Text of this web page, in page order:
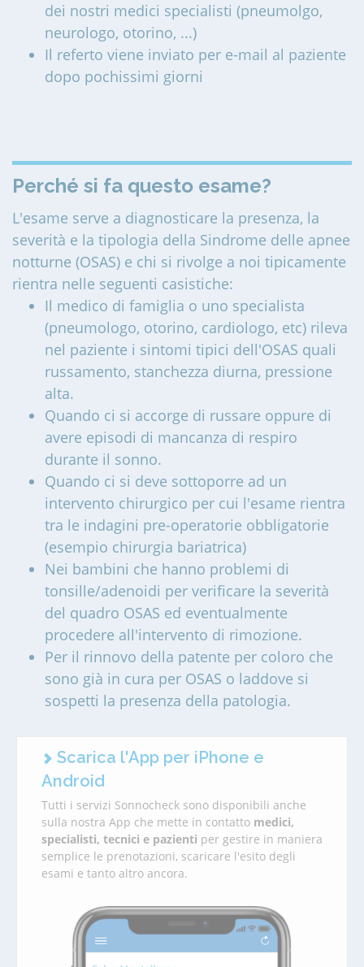
dei nostri medici specialisti (pneumolgo,
neurologo, otorino, ...)
Il referto viene inviato per e-mail al paziente
dopo pochissimi giorni
Perché si fa questo esame?
L'esame serve a diagnosticare la presenza, la
severità e la tipologia della Sindrome delle apnee
notturne (OSAS) e chi si rivolge a noi tipicamente
rientra nelle seguenti casistiche:
Il medico di famiglia o uno specialista
(pneumologo, otorino, cardiologo, etc) rileva
nel paziente i sintomi tipici dell'OSAS quali
russamento, stanchezza diurna, pressione
alta.
Quando ci si accorge di russare oppure di
avere episodi di mancanza di respiro
durante il sonno.
Quando ci si deve sottoporre ad un
intervento chirurgico per cui l'esame rientra
tra le indagini pre-operatorie obbligatorie
(esempio chirurgia bariatrica)
Nei bambini che hanno problemi di
tonsille/adenoidi per verificare la severità
del quadro OSAS ed eventualmente
procedere all'intervento di rimozione.
Per il rinnovo della patente per coloro che
sono già in cura per OSAS o laddove si
sospetti la presenza della patologia.
Scarica l'App per iPhone e
Android
Tutti i servizi Sonnocheck sono disponibili anche
sulla nostra App che mette in contatto medici,
specialisti, tecnici e pazienti per gestire in maniera
semplice le prenotazioni, scaricare l'esito degli
esami e tanto altro ancora.